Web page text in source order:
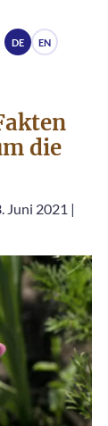
DE EN
die
Juni 2021 |